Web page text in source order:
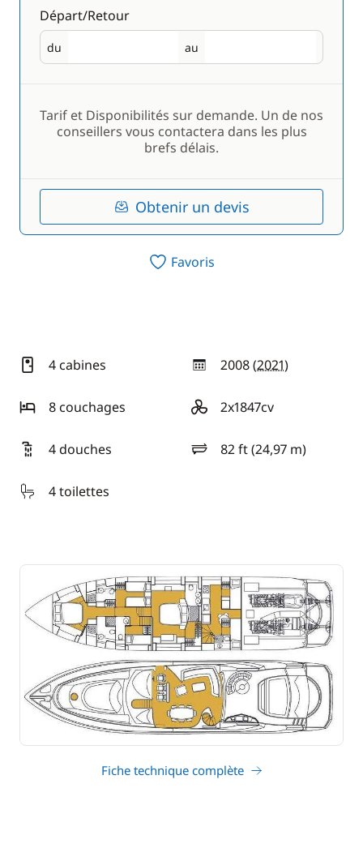
Départ/Retour
du
Départ au
Retour
Tarif et Disponibilités sur demande. Un de nos
conseillers vous contactera dans les plus
brefs délais.
Obtenir un devis
Favoris
4 cabines 2008 (2021)
année
8 couchages
2x1847cv
motorisation
4 douches
82 ft (24,97 m)
longueur
4 toilettes
Fiche technique complète